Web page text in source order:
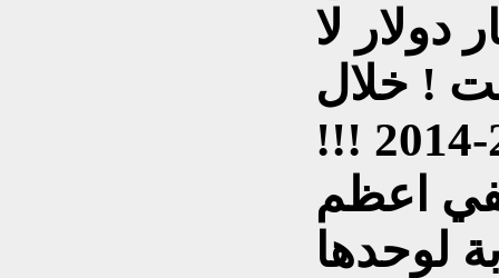
450 مليار دولار لا
! خلال
حكومتين فقط مابين 2006-2014 !!!
لوحدها